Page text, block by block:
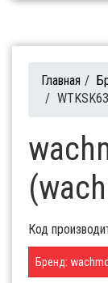
Главная /
/
Код
Бренд: